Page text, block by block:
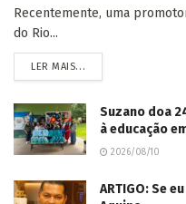
Recentemente, uma
do Rio...
LER MAIS...
Suzano doa
à educação
2026/08/10
ARTIGO: Se